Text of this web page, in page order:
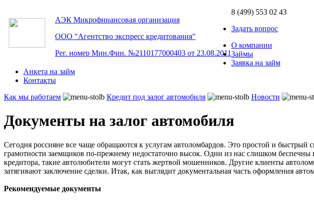
АЭК Микрофинансовая организация
ООО "Агентство экспресс кредитования"
Рег. номер Мин.Фин. №2110177000403 от 23.08.2011
8 (499) 553 02 43
Задать вопрос
О компании
Займы
Заявка на займ
Анкета на займ
Контакты
Как мы работаем
Кредит под залог автомобиля Новости
Документы на залог автомобиля
Сегодня россияне все чаще обращаются к услугам автоломбардов. Это простой и
грамотности заемщиков по-прежнему недостаточно высок. Одни из нас слишком
кредитора, такие автолюбители могут стать жертвой мошенников. Другие клиенты
затягивают заключение сделки. Итак, как выглядит документальная часть оформления
Рекомендуемые документы